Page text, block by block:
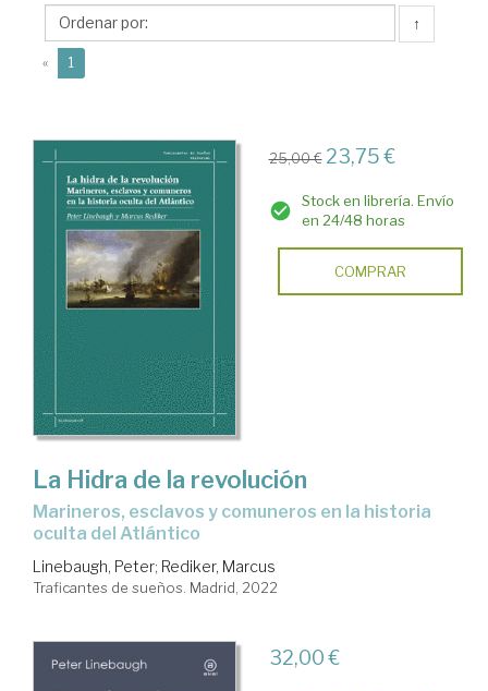
↑
« 1
25,00 € 23,75 €
Stock en librería. Envío
en 24/48 horas
COMPRAR
La Hidra de la revolución
marineros, esclavos y comuneros en la historia
oculta del Atlántico
Linebaugh, Peter; Rediker, Marcus
Traficantes de sueños. Madrid, 2022
32,00 €